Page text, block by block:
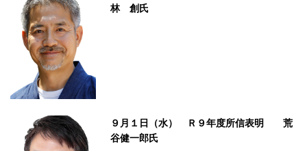
林 創氏
９月１日（水） Ｒ９年度所信表明 荒
谷健一郎氏